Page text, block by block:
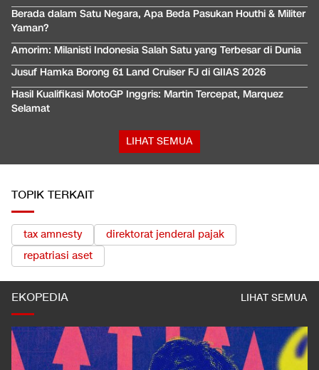
Berada dalam Satu Negara, Apa Beda Pasukan Houthi & Militer
Yaman?
Amorim: Milanisti Indonesia Salah Satu yang Terbesar di Dunia
Jusuf Hamka Borong 61 Land Cruiser FJ di GIIAS 2026
Hasil Kualifikasi MotoGP Inggris: Martin Tercepat, Marquez
Selamat
LIHAT SEMUA
TOPIK TERKAIT
tax amnesty
direktorat jenderal pajak
repatriasi aset
EKOPEDIA LIHAT SEMUA